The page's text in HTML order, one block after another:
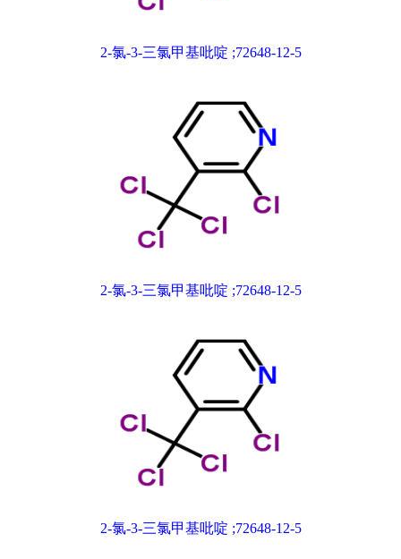
2-氯-3-三氯甲基吡啶 ;72648-12-5
2-氯-3-三氯甲基吡啶 ;72648-12-5
2-氯-3-三氯甲基吡啶 ;72648-12-5